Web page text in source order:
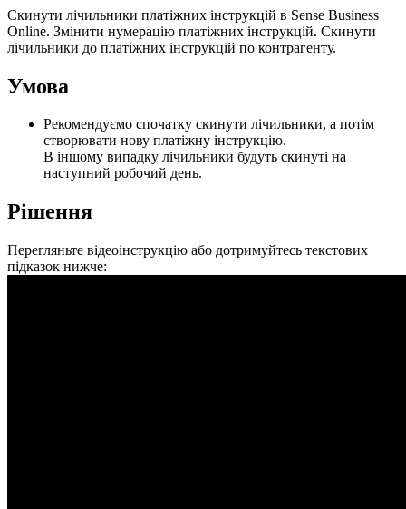
Скинути лічильники платіжних інструкцій в Sense Business
Online. Змінити нумерацію платіжних інструкцій. Скинути
лічильники до платіжних інструкцій по контрагенту.
Умова
Рекомендуємо спочатку скинути лічильники, а потім
створювати нову платіжну інструкцію.
В іншому випадку лічильники будуть скинуті на
наступний робочий день.
Рішення
Перегляньте відеоінструкцію або дотримуйтесь текстових
підказок нижче: